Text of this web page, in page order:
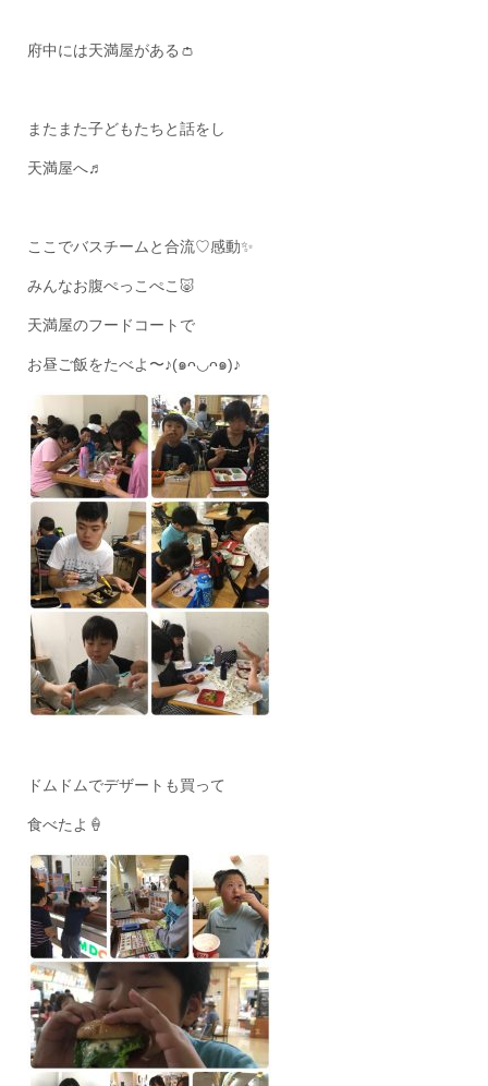
府中には天満屋がある‍👛
またまた子どもたちと話をし
天満屋へ♬
ここでバスチームと合流♡感動✨
みんなお腹ぺっこぺこ🐷
天満屋のフードコートで
お昼ご飯をたべよ〜♪(๑ᴖ◡ᴖ๑)♪
ドムドムでデザートも買って
食べたよ🍦